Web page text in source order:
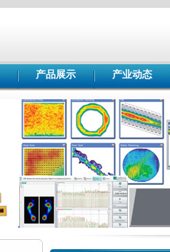
产品展示 产业动态